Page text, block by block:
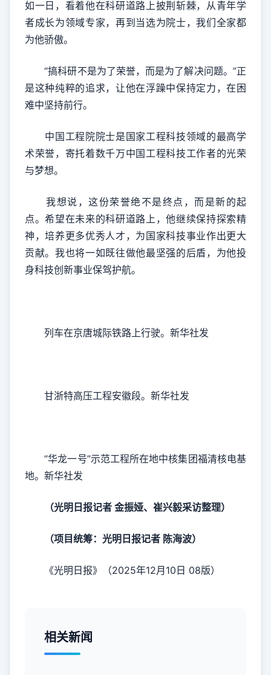
如一日，看着他在科研道路上披荆斩棘，从青年学
者成长为领域专家，再到当选为院士，我们全家都
为他骄傲。
“搞科研不是为了荣誉，而是为了解决问题。”正
是这种纯粹的追求，让他在浮躁中保持定力，在困
难中坚持前行。
中国工程院院士是国家工程科技领域的最高学
术荣誉，寄托着数千万中国工程科技工作者的光荣
与梦想。
我想说，这份荣誉绝不是终点，而是新的起
点。希望在未来的科研道路上，他继续保持探索精
神，培养更多优秀人才，为国家科技事业作出更大
贡献。我也将一如既往做他最坚强的后盾，为他投
身科技创新事业保驾护航。
列车在京唐城际铁路上行驶。新华社发
甘浙特高压工程安徽段。新华社发
“华龙一号”示范工程所在地中核集团福清核电基
地。新华社发
（光明日报记者 金振娅、崔兴毅采访整理）
（项目统筹：光明日报记者 陈海波）
《光明日报》（2025年12月10日 08版）
相关新闻